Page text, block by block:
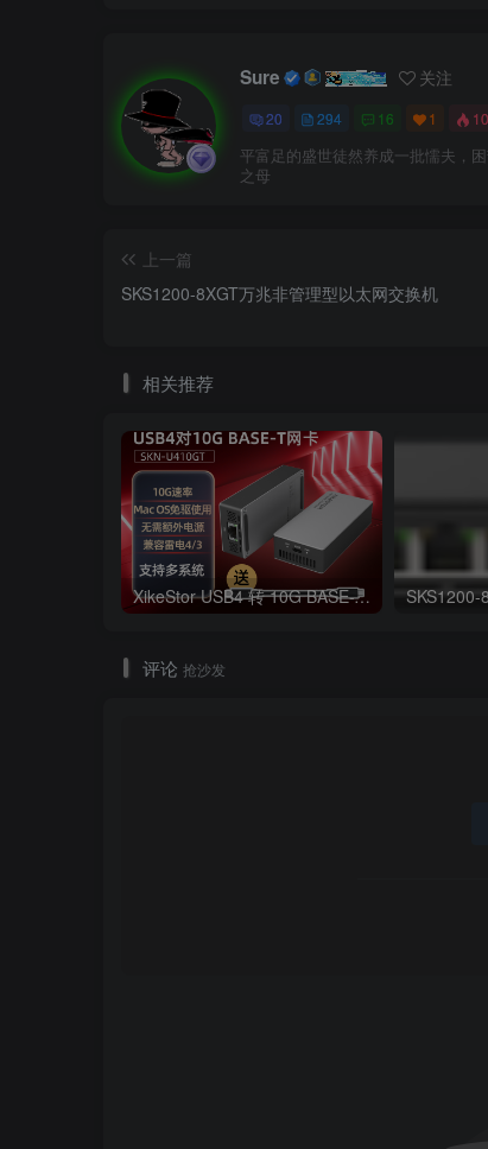
Sure 关注
20 294 16 1
平富足的盛世徒然养成一批懦夫，
之母
上一篇
SKS1200-8XGT万兆非管理型以太网交换机
相关推荐
XikeStor USB4 转 10G BASE-T–SKN-U410GT
评论 抢沙发